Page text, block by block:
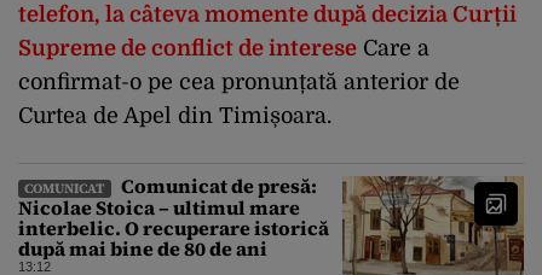
telefon, la câteva momente după decizia Curții
Supreme de conflict de interese Care a
confirmat-o pe cea pronunțată anterior de
Curtea de Apel din Timișoara.
COMUNICAT
Comunicat de presă:
Nicolae Stoica – ultimul mare
interbelic. O recuperare istorică
după mai bine de 80 de ani
13:12